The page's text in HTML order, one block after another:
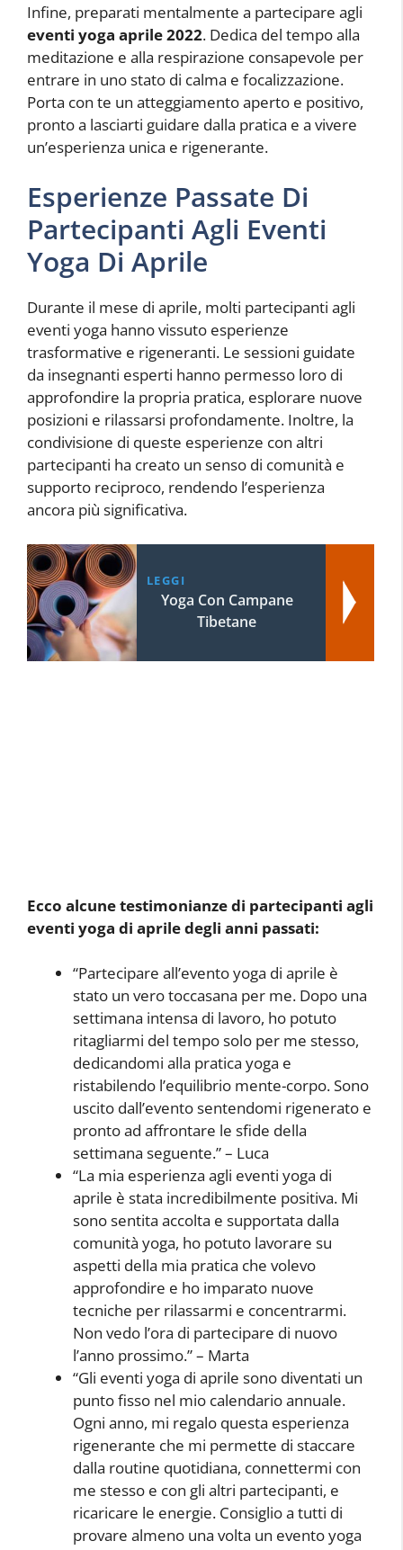
Infine, preparati mentalmente a partecipare agli
eventi yoga aprile 2022. Dedica del tempo alla
meditazione e alla respirazione consapevole per
entrare in uno stato di calma e focalizzazione.
Porta con te un atteggiamento aperto e positivo,
pronto a lasciarti guidare dalla pratica e a vivere
un’esperienza unica e rigenerante.
Esperienze Passate Di
Partecipanti Agli Eventi
Yoga Di Aprile
Durante il mese di aprile, molti partecipanti agli
eventi yoga hanno vissuto esperienze
trasformative e rigeneranti. Le sessioni guidate
da insegnanti esperti hanno permesso loro di
approfondire la propria pratica, esplorare nuove
posizioni e rilassarsi profondamente. Inoltre, la
condivisione di queste esperienze con altri
partecipanti ha creato un senso di comunità e
supporto reciproco, rendendo l’esperienza
ancora più significativa.
LEGGI
Yoga Con Campane
Tibetane
Ecco alcune testimonianze di partecipanti agli
eventi yoga di aprile degli anni passati:
“Partecipare all’evento yoga di aprile è
stato un vero toccasana per me. Dopo una
settimana intensa di lavoro, ho potuto
ritagliarmi del tempo solo per me stesso,
dedicandomi alla pratica yoga e
ristabilendo l’equilibrio mente-corpo. Sono
uscito dall’evento sentendomi rigenerato e
pronto ad affrontare le sfide della
settimana seguente.” – Luca
“La mia esperienza agli eventi yoga di
aprile è stata incredibilmente positiva. Mi
sono sentita accolta e supportata dalla
comunità yoga, ho potuto lavorare su
aspetti della mia pratica che volevo
approfondire e ho imparato nuove
tecniche per rilassarmi e concentrarmi.
Non vedo l’ora di partecipare di nuovo
l’anno prossimo.” – Marta
“Gli eventi yoga di aprile sono diventati un
punto fisso nel mio calendario annuale.
Ogni anno, mi regalo questa esperienza
rigenerante che mi permette di staccare
dalla routine quotidiana, connettermi con
me stesso e con gli altri partecipanti, e
ricaricare le energie. Consiglio a tutti di
provare almeno una volta un evento yoga